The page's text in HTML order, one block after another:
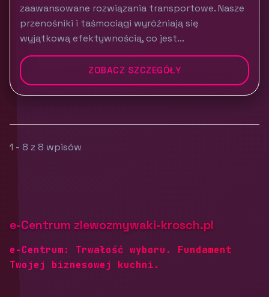
zaawansowane rozwiązania transportowe. Nasze
przenośniki i taśmociągi wyróżniają się
wyjątkową efektywnością, co jest...
ZOBACZ SZCZEGÓŁY
1 - 8 z 8 wpisów
e-Centrum zlewozmywaki-krosch.pl
e-Centrum: Trwałość wyboru. Fundament
Twojej biznesowej kuchni.